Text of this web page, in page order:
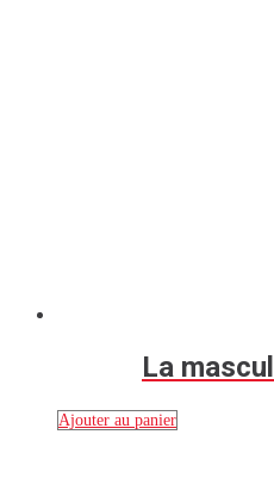
La
Ajouter au panier